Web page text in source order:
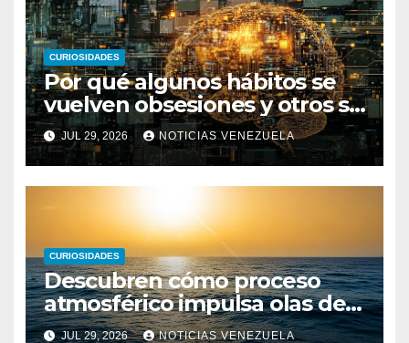
CURIOSIDADES
Por qué algunos hábitos se
vuelven obsesiones y otros se
desvanecen
JUL 29, 2026 NOTICIAS VENEZUELA
CURIOSIDADES
Descubren cómo proceso
atmosférico impulsa olas de
calor marinas extremas
JUL 29, 2026 NOTICIAS VENEZUELA